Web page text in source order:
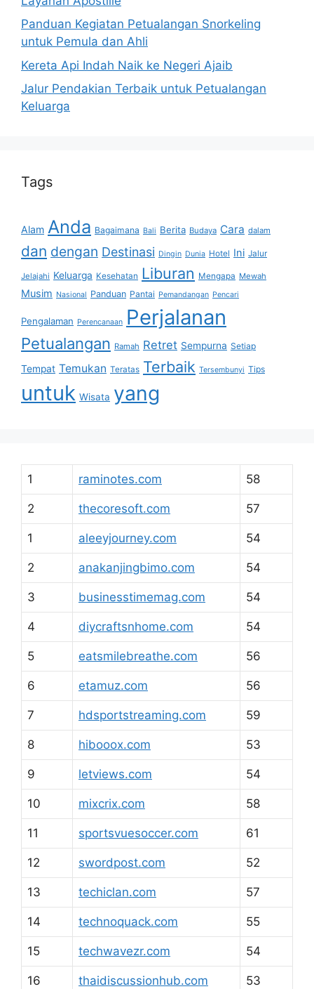
Panduan Kegiatan Petualangan Snorkeling
untuk Pemula dan Ahli
Kereta Api Indah Naik ke Negeri Ajaib
Jalur Pendakian Terbaik untuk Petualangan
Keluarga
Tags
Alam Anda Bagaimana Bali Berita Budaya Cara dalam
dan dengan Destinasi Dingin Dunia Hotel Ini Jalur
Jelajahi Keluarga Kesehatan Liburan Mengapa Mewah
Musim Nasional Panduan Pantai Pemandangan Pencari
Pengalaman Perencanaan Perjalanan
Petualangan Ramah Retret Sempurna Setiap
Tempat Temukan Teratas Terbaik Tersembunyi Tips
untuk Wisata yang
1 raminotes.com 58
2 thecoresoft.com 57
1 aleeyjourney.com 54
2 anakanjingbimo.com 54
3 businesstimemag.com 54
4 diycraftsnhome.com 54
5 eatsmilebreathe.com 56
6 etamuz.com 56
7 hdsportstreaming.com 59
8 hibooox.com 53
9 letviews.com 54
10 mixcrix.com 58
11 sportsvuesoccer.com 61
12 swordpost.com 52
13 techiclan.com 57
14 technoquack.com 55
15 techwavezr.com 54
16 thaidiscussionhub.com 53